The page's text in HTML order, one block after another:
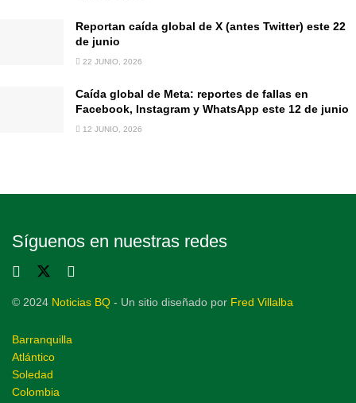
Reportan caída global de X (antes Twitter) este 22
de junio
22 JUNIO, 2026
Caída global de Meta: reportes de fallas en
Facebook, Instagram y WhatsApp este 12 de junio
12 JUNIO, 2026
Síguenos en nuestras redes
© 2024 Noticias BQ - Un sitio diseñado por Fred Villalba
Barranquilla
Atlántico
Soledad
Colombia